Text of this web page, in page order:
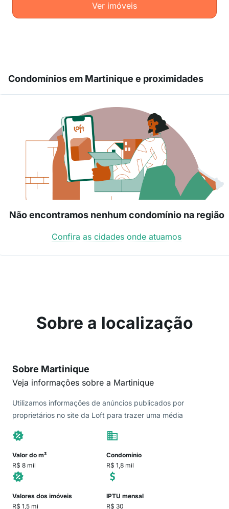
Ver imóveis
Condomínios em Martinique e proximidades
Não encontramos nenhum condomínio na região
Confira as cidades onde atuamos
Sobre a localização
Sobre Martinique
Veja informações sobre a Martinique
Utilizamos informações de anúncios publicados por
proprietários no site da Loft para trazer uma média
Valor do m²
R$ 8 mil
Condomínio
R$ 1,8 mil
Valores dos imóveis
R$ 1,5 mi
IPTU mensal
R$ 30